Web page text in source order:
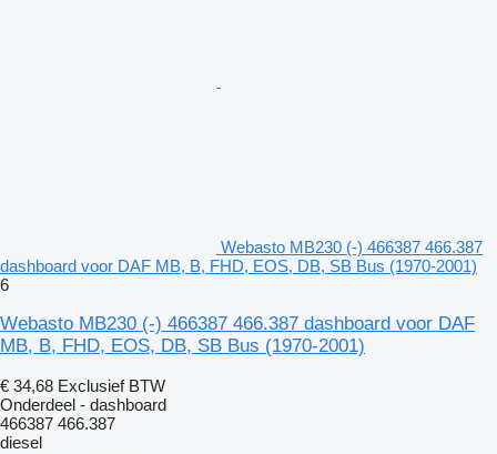
Webasto MB230 (-) 466387 466.387
dashboard voor DAF MB, B, FHD, EOS, DB, SB Bus (1970-2001)
6
Webasto MB230 (-) 466387 466.387 dashboard voor DAF
MB, B, FHD, EOS, DB, SB Bus (1970-2001)
€ 34,68 Exclusief BTW
Onderdeel - dashboard
466387 466.387
diesel